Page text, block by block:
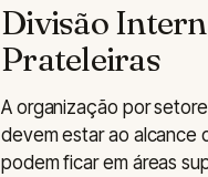
Divisão
Prateleiras
A organização por
devem estar ao alcance
podem ficar em áreas